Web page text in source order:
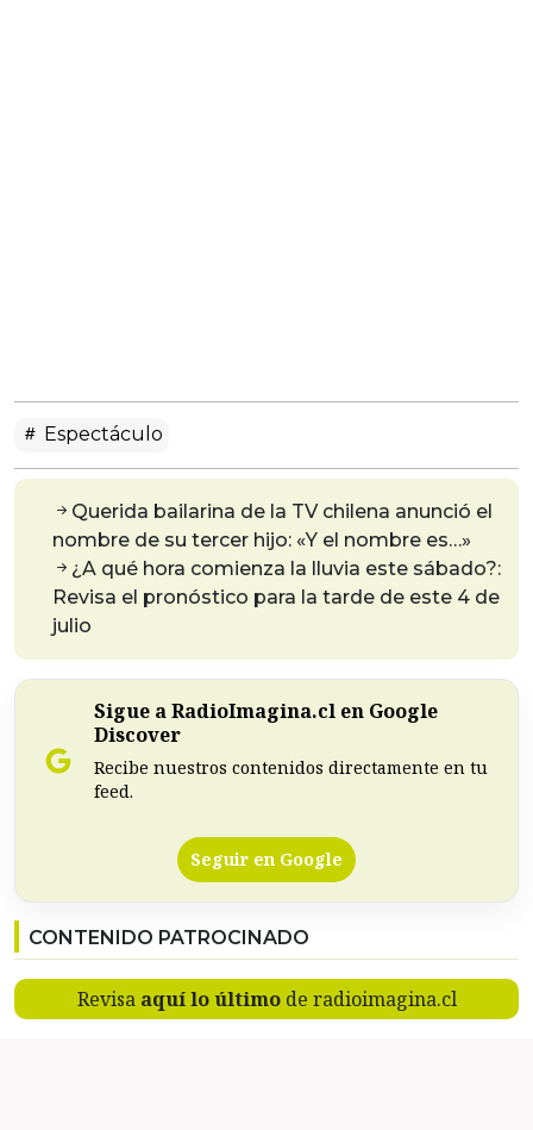
Espectáculo
Querida bailarina de la TV chilena anunció el
nombre de su tercer hijo: «Y el nombre es…»
¿A qué hora comienza la lluvia este sábado?:
Revisa el pronóstico para la tarde de este 4 de
julio
Sigue a RadioImagina.cl en Google
Discover
Recibe nuestros contenidos directamente en tu
feed.
Seguir en Google
CONTENIDO PATROCINADO
Revisa aquí lo últimode radioimagina.cl